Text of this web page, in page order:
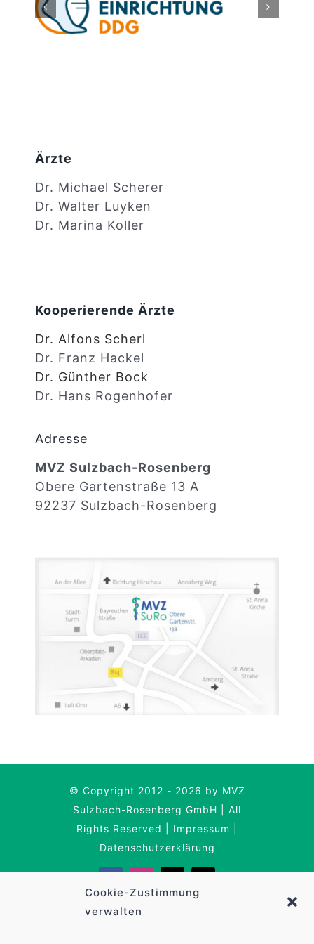
Cookie-Zustimmung
verwalten
Suche
nach:
Ärzte
Dr. Michael Scherer
Dr. Walter Luyken
Dr. Marina Koller
Kooperierende Ärzte
Dr. Alfons Scherl
Dr. Franz Hackel
Dr. Günther Bock
Dr. Hans Rogenhofer
Adresse
MVZ Sulzbach-Rosenberg
Obere Gartenstraße 13 A
92237 Sulzbach-Rosenberg
© Copyright 2012 - 2026 by MVZ
Sulzbach-Rosenberg GmbH | All
Rights Reserved | Impressum
Datenschutzerklärung
Deutsch